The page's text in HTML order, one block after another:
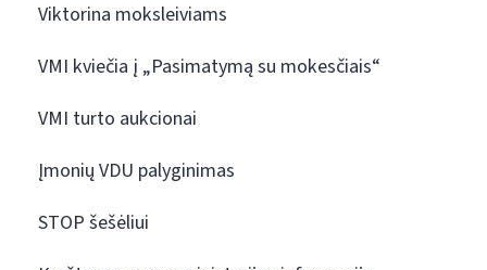
Viktorina moksleiviams
VMI kviečia į „Pasimatymą su mokesčiais“
VMI turto aukcionai
Įmonių VDU palyginimas
STOP šešėliui